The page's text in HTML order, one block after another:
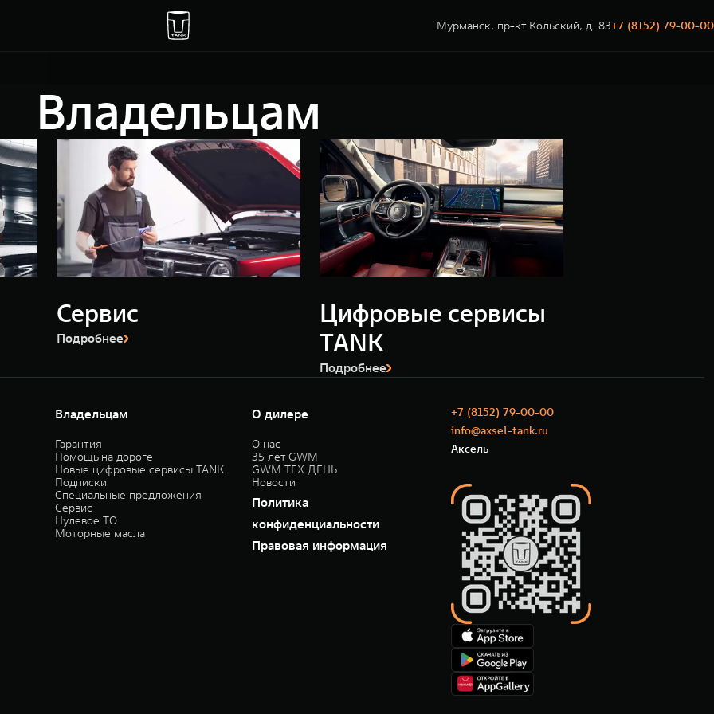
Мурманск, пр-кт Кольский, д. 83+7 (8152) 79-00-00
Владельцам
Сервис
Подробнее
Цифровые сервисы
TANK
Подробнее
Владельцам
Гарантия
Помощь на дороге
Новые цифровые сервисы TANK
Подписки
Специальные предложения
Сервис
Нулевое ТО
Моторные масла
О дилере
О нас
35 лет GWM
GWM ТЕХ ДЕНЬ
Новости
Политика
конфиденциальности
Правовая информация
+7 (8152) 79-00-00
info@axsel-tank.ru
Аксель